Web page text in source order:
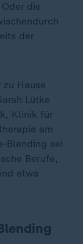
die
der
Hause
Lütke
Klinik für
am
Blending sei
Berufe,
etwa